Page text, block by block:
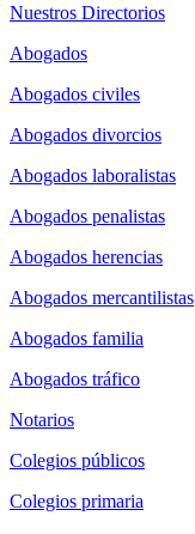
Nuestros Directorios
Abogados
Abogados civiles
Abogados divorcios
Abogados laboralistas
Abogados penalistas
Abogados herencias
Abogados mercantilistas
Abogados familia
Abogados tráfico
Notarios
Colegios públicos
Colegios primaria